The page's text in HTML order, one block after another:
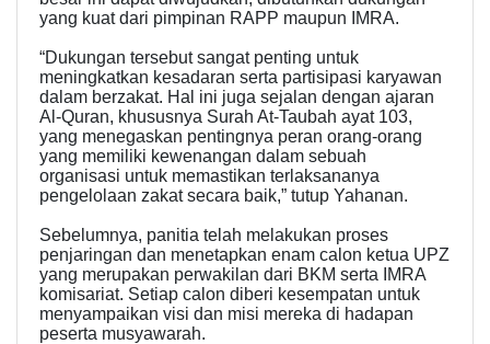
yang kuat dari pimpinan RAPP maupun IMRA.
“Dukungan tersebut sangat penting untuk
meningkatkan kesadaran serta partisipasi karyawan
dalam berzakat. Hal ini juga sejalan dengan ajaran
Al-Quran, khususnya Surah At-Taubah ayat 103,
yang menegaskan pentingnya peran orang-orang
yang memiliki kewenangan dalam sebuah
organisasi untuk memastikan terlaksananya
pengelolaan zakat secara baik,” tutup Yahanan.
Sebelumnya, panitia telah melakukan proses
penjaringan dan menetapkan enam calon ketua UPZ
yang merupakan perwakilan dari BKM serta IMRA
komisariat. Setiap calon diberi kesempatan untuk
menyampaikan visi dan misi mereka di hadapan
peserta musyawarah.